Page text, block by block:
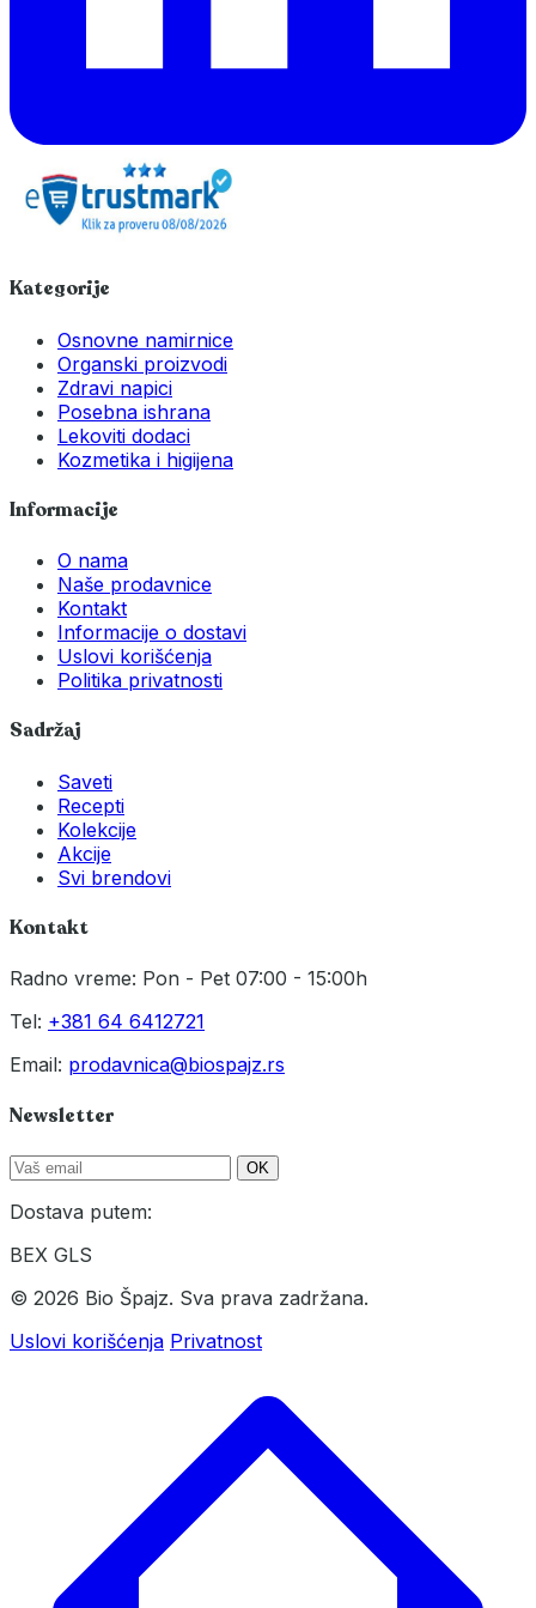
Kategorije
Osnovne namirnice
Organski proizvodi
Zdravi napici
Posebna ishrana
Lekoviti dodaci
Kozmetika i higijena
Informacije
O nama
Naše prodavnice
Kontakt
Informacije o dostavi
Uslovi korišćenja
Politika privatnosti
Sadržaj
Saveti
Recepti
Kolekcije
Akcije
Svi brendovi
Kontakt
Radno vreme: Pon - Pet 07:00 - 15:00h
Tel: +381 64 6412721
Email: prodavnica@biospajz.rs
Newsletter
OK
Dostava putem:
BEX GLS
© 2026 Bio Špajz. Sva prava zadržana.
Uslovi korišćenja Privatnost